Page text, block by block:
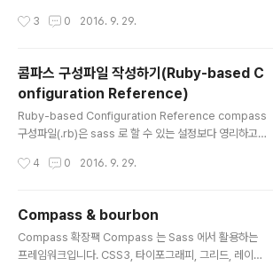
s/one/coupon.pngima..
펴보시길 바랍니다. [이전 포스팅 참고자료] : 콤파스 구성
도록 하겠습니다. 참고로 모든 프로퍼티를 다루지 않기 때
문에 더 많은 내용을 알고 싶다면 Compass Documati
on 을 살펴보시길 바랍니다. # ----------------------
------------------------------------------ # #
############ Compass Configuration Proper
3 0 2016. 9. 29.
콤파스 구성파일 작성하기(Ruby-based C
onfiguration Reference)
Ruby-based Configuration Reference compass
구성파일(.rb)은 sass 로 할 수 있는 설정보다 영리하고
로젝트를 설정하는데 간단,편리함을 제공해 줍니다. [참고]
로퍼티를 배치하는 방식입니다. 예를 들어, 아래와 같은 방
법입니다. css_dir = "stylesheets" 대부분의 .rb 파일
을 구성하는 속성은 기본 타입값을 가지고 있으며 속성에
4 0 2016. 9. 29.
Compass & bourbon
Compass 확장팩 Compass 는 Sass 에서 활용하는
프레임워크입니다. CSS3, 타이포그래피, 그리드, 레이아